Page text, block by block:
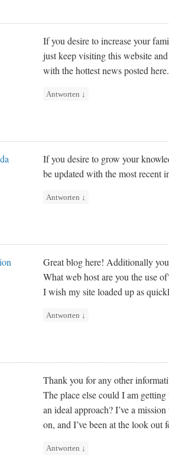
If you desire to increase your
just keep visiting this website
with the hottest news posted here.
Antworten ↓
If you desire to grow your
be updated with the most recent
Antworten ↓
Great blog here! Additionally
What web host are you the use
I wish my site loaded up as
Antworten ↓
Thank you for any other
The place else could I am
an ideal approach? I’ve a
on, and I’ve been at the look out
Antworten ↓